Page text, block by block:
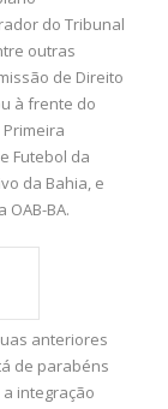
do Tribunal
outras
de Direito
à frente do
Futebol da
da Bahia, e
BA.
anteriores
de parabéns
integração